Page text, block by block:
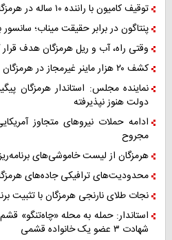
توقیف کامیون با راننده ۱۰ ساله در هرمزگان
پنتاگون در برابر حقیقت میناب؛
وقتی راه، آب و ریل هرمزگان هدف
کشف ۲۰ هزار ماینر غیرمجاز در هرمزگان
دولت هنوز نپذیرفته
مجروح
هرمزگان از لیست خاموشی‌های
محدودیت‌های ترافیکی جاده‌های
نجات طلای نارنجی هرمزگان با تثبیت
استاندار: حمله به محله «چاه‌تنگو»
شهادت ۳ عضو یک خانواده قشمی